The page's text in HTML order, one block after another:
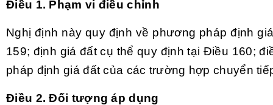
Điều 1. Phạm vi điều chỉnh
Nghị định này quy định về phương pháp định
159; định giá đất cụ thể quy định tại Điều 160;
pháp định giá đất của các trường hợp chuyển
Điều 2. Đối tượng áp dụng